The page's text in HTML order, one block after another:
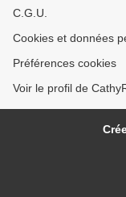
C.G.U.
Cookies et données
Préférences cookies
Voir le profil de